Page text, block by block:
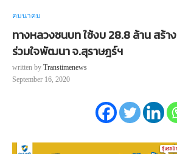
คมนาคม
ทางหลวงชนบท ใช้งบ 28.8 ล้าน สร้า
ร่วมใจพัฒนา จ.สุราษฎร์ฯ
written by Transtimenews
September 16, 2020